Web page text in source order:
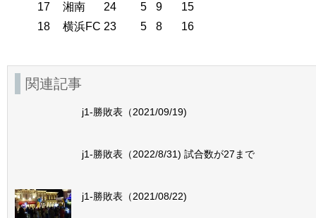
17
湘南 24 5 9
15
18
横浜FC 23 5 8 16
関連記事
j1-勝敗表（2021/09/19)
j1-勝敗表（2022/8/31) 試合数が27まで
j1-勝敗表（2021/08/22)